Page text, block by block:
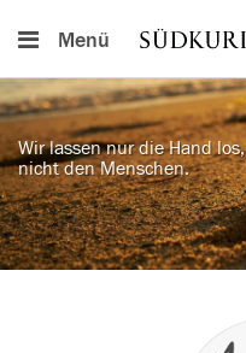
Menü
Wir lassen nur die Hand los,
nicht den Menschen.